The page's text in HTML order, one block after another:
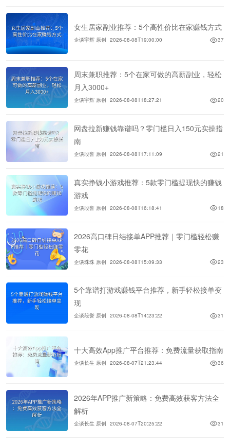
女生居家副业推荐：5个高性价比在家赚钱方式
企谈宇辉 原创 2026-08-08T19:00:00 37
周末兼职推荐：5个在家可做的高薪副业，轻松
月入3000+
企谈宇辉 原创 2026-08-08T18:27:21 20
网盘拉新赚钱靠谱吗？零门槛日入150元实操指
南
企谈段誉 原创 2026-08-08T17:11:09 21
真实挣钱小游戏推荐：5款零门槛提现快的赚钱
游戏
企谈段誉 原创 2026-08-08T16:18:41 18
2026高口碑日结接单APP推荐｜零门槛轻松赚
零花
企谈珠珠 原创 2026-08-08T15:09:33 23
5个靠谱打游戏赚钱平台推荐，新手轻松接单变
现
企谈段誉 原创 2026-08-08T14:23:22 31
十大高效App推广平台推荐：免费流量获取指南
企谈长生 原创 2026-08-07T21:23:44 36
2026年APP推广新策略：免费高效获客方法全
解析
企谈长生 原创 2026-08-07T20:25:22 31